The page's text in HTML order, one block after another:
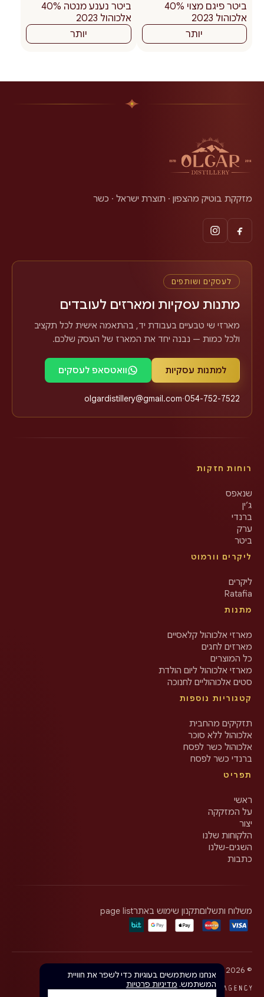
ביטר פיגם מצוי 40%
אלכוהול 2023
יותר
ביטר נענע מנטה 40%
אלכוהול 2023
יותר
מזקקת בוטיק מהצפון · תוצרת ישראל · כשר
לעסקים ושותפים
מתנות עסקיות ומארזים לעובדים
מארזי שי טבעיים בעבודת יד, בהתאמה אישית לכל תקציב
ולכל כמות — נבנה יחד את המארז של העסק שלכם.
למתנות עסקיות וואטסאפ לעסקים
054-752-7522
·
olgardistillery@gmail.com
רוחות חזקות
שנאפס
ג’ין
ברנדי
ערק
ביטר
ליקרים וורמוט
ליקרים
Ratafia
מתנות
מארזי אלכוהול קלאסיים
מארזים לחגים
כל המוצרים
מארזי אלכוהול ליום הולדת
סטים אלכוהוליים לחנוכה
קטגוריות נוספות
תזקיקים מהחבית
אלכוהול ללא סוכר
אלכוהול כשר לפסח
ברנדי כשר לפסח
תפריט
ראשי
על המזקקה
יצור
הלקוחות שלנו
השגים-שלנו
כתבות
משלוח ותשלוםתקנון שימוש באתרpage list
©
2026Olgar Distillery · כל הזכויות שמורות
אנחנו משתמשים בעוגיות כדי לשפר את חוויית
המשתמש. מדיניות פרטיות